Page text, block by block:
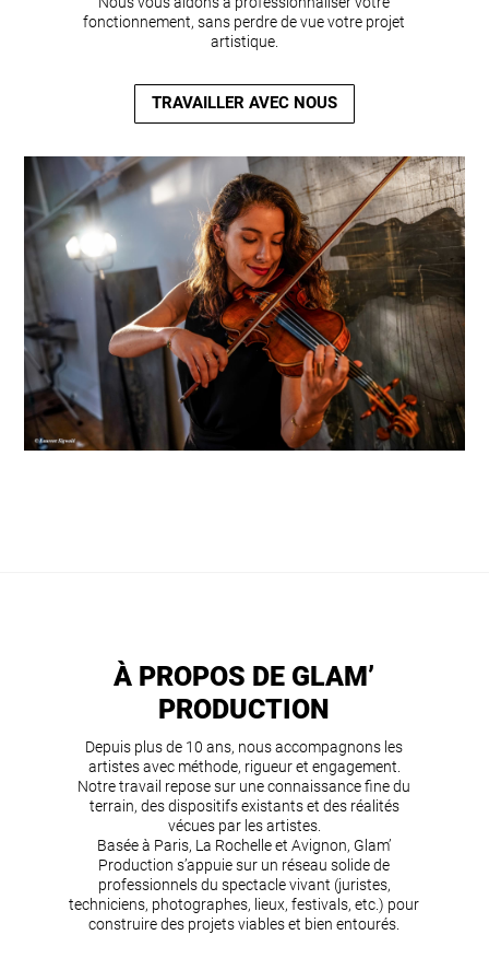
fonctionnement, sans perdre de vue votre projet
artistique.
TRAVAILLER AVEC NOUS
À PROPOS DE GLAM’
PRODUCTION
Depuis plus de 10 ans, nous accompagnons les
artistes avec méthode, rigueur et engagement.
Notre travail repose sur une connaissance fine du
terrain, des dispositifs existants et des réalités
vécues par les artistes.
Basée à Paris, La Rochelle et Avignon, Glam’
Production s’appuie sur un réseau solide de
professionnels du spectacle vivant (juristes,
techniciens, photographes, lieux, festivals, etc.) pour
construire des projets viables et bien entourés.